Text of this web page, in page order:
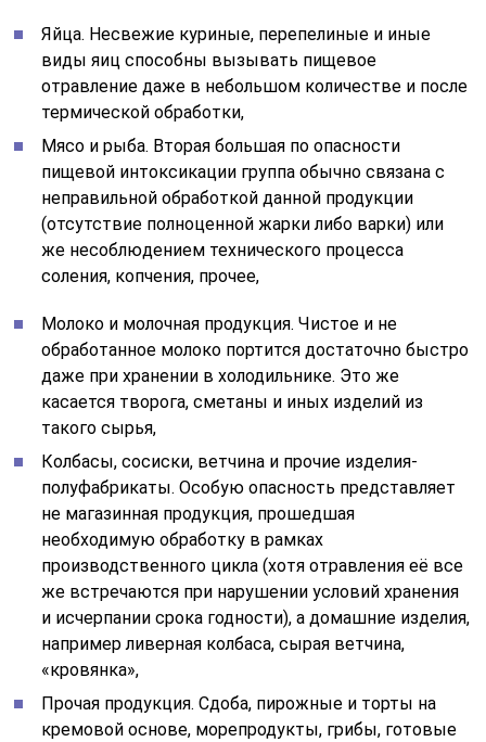
Яйца. Несвежие куриные, перепелиные и иные
виды яиц способны вызывать пищевое
отравление даже в небольшом количестве и после
термической обработки,
Мясо и рыба. Вторая большая по опасности
пищевой интоксикации группа обычно связана с
неправильной обработкой данной продукции
(отсутствие полноценной жарки либо варки) или
же несоблюдением технического процесса
соления, копчения, прочее,
Молоко и молочная продукция. Чистое и не
обработанное молоко портится достаточно быстро
даже при хранении в холодильнике. Это же
касается творога, сметаны и иных изделий из
такого сырья,
Колбасы, сосиски, ветчина и прочие изделия-
полуфабрикаты. Особую опасность представляет
не магазинная продукция, прошедшая
необходимую обработку в рамках
производственного цикла (хотя отравления её все
же встречаются при нарушении условий хранения
и исчерпании срока годности), а домашние изделия,
например ливерная колбаса, сырая ветчина,
«кровянка»,
Прочая продукция. Сдоба, пирожные и торты на
кремовой основе, морепродукты, грибы, готовые